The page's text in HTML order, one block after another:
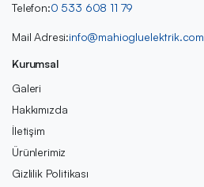
Telefon:0 533 608 11 79
Mail Adresi:info@mahiogluelektrik.com
Kurumsal
Galeri
Hakkımızda
İletişim
Ürünlerimiz
Gizlilik Politikası